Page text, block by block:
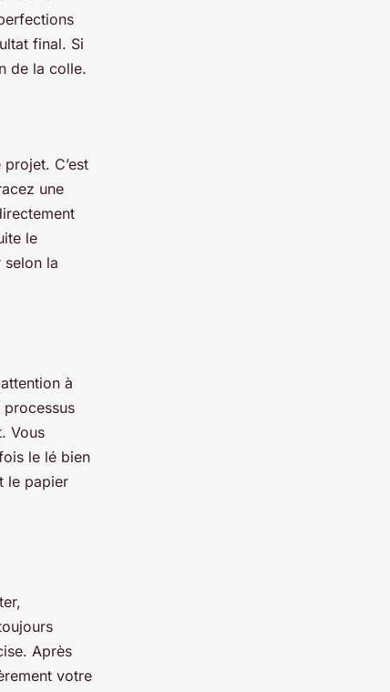
final. Si
de la colle.
C’est
une
le
selon la
à
processus
Vous
le lé bien
le papier
Après
votre